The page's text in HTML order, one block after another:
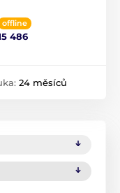
offline
486
24 měsíců